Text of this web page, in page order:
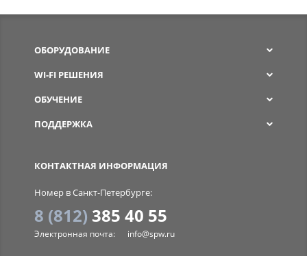
КОНТАКТНАЯ ИНФОРМАЦИЯ
Номер в Санкт-Петербурге:
8 (812) 385 40 55
Электронная почта: info@spw.ru
ОБОРУДОВАНИЕ
WI-FI РЕШЕНИЯ
ОБУЧЕНИЕ
ПОДДЕРЖКА